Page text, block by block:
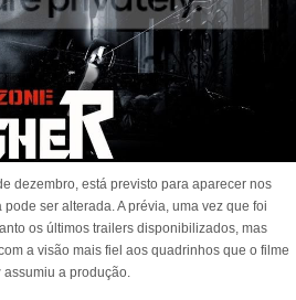
dezembro, está previsto para aparecer nos
ser alterada. A prévia, uma vez que foi
os últimos trailers disponibilizados, mas
a visão mais fiel aos quadrinhos que o filme
assumiu a produção.